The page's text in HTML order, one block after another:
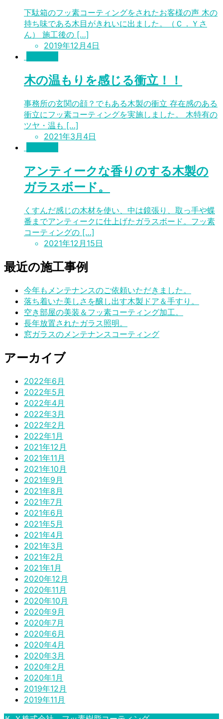
下駄箱のフッ素コーティングをされたお客様の声 木の
持ち味である木目がきれいに出ました。（Ｃ．Ｙさ
ん） 施工後の […]
2019年12月4日
木の温もりを感じる衝立！！
事務所の玄関の顔？でもある木製の衝立 存在感のある
衝立にフッ素コーティングを実施しました。 木特有の
ツヤ・温も […]
2021年3月4日
アンティークな香りのする木製の
ガラスボード。
くすんだ感じの木材を使い、中は鏡張り、取っ手や蝶
番までアンティークに仕上げたガラスボード。フッ素
コーティングの […]
2021年12月15日
最近の施工事例
今年もメンテナンスのご依頼いただきました。
落ち着いた美しさを醸し出す木製ドア＆手すり。
空き部屋の美装＆フッ素コーティング加工。
長年放置されたガラス照明。
窓ガラスのメンテナンスコーティング
アーカイブ
2022年6月
2022年5月
2022年4月
2022年3月
2022年2月
2022年1月
2021年12月
2021年11月
2021年10月
2021年9月
2021年8月
2021年7月
2021年6月
2021年5月
2021年4月
2021年3月
2021年2月
2021年1月
2020年12月
2020年11月
2020年10月
2020年9月
2020年7月
2020年6月
2020年4月
2020年3月
2020年2月
2020年1月
2019年12月
2019年11月